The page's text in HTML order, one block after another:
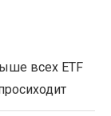
всех ETF